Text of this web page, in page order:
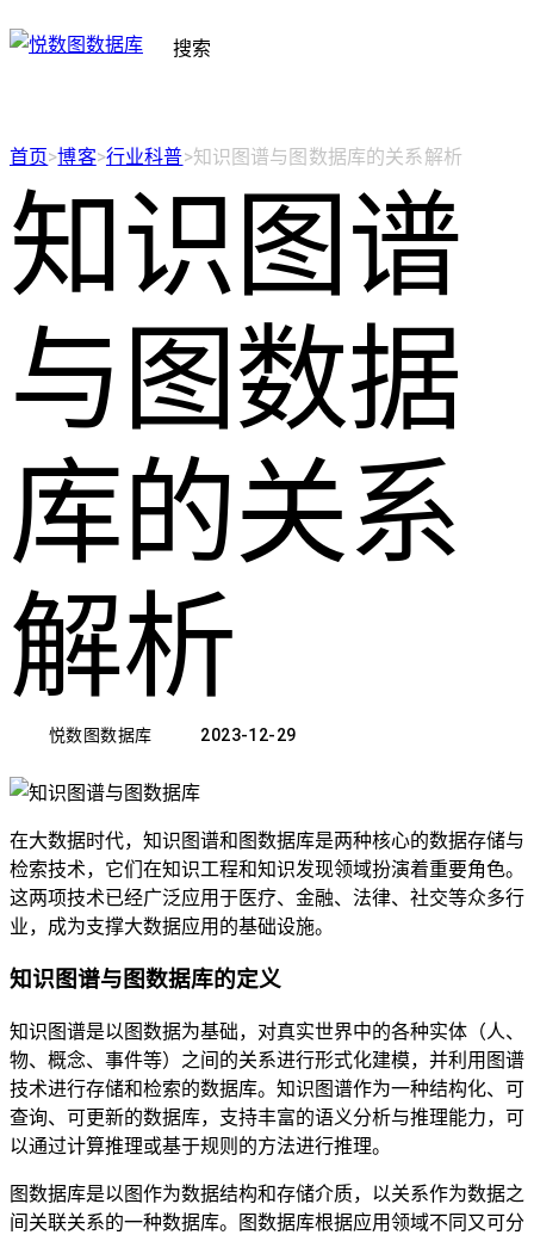
搜索
首页>博客>行业科普>知识图谱与图数据库的关系解析
知识图谱
与图数据
库的关系
解析
悦数图数据库 2023-12-29
在大数据时代，知识图谱和图数据库是两种核心的数据存储与
检索技术，它们在知识工程和知识发现领域扮演着重要角色。
这两项技术已经广泛应用于医疗、金融、法律、社交等众多行
业，成为支撑大数据应用的基础设施。
知识图谱与图数据库的定义
知识图谱是以图数据为基础，对真实世界中的各种实体（人、
物、概念、事件等）之间的关系进行形式化建模，并利用图谱
技术进行存储和检索的数据库。知识图谱作为一种结构化、可
查询、可更新的数据库，支持丰富的语义分析与推理能力，可
以通过计算推理或基于规则的方法进行推理。
图数据库是以图作为数据结构和存储介质，以关系作为数据之
间关联关系的一种数据库。图数据库根据应用领域不同又可分